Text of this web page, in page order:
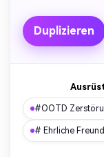
Duplizieren
#OOTD
# Ehrliche